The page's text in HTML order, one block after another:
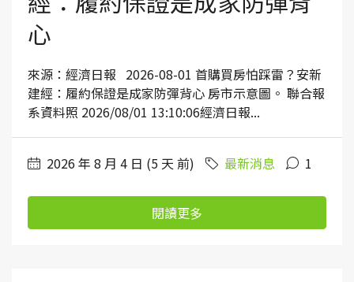
心
來源：經濟日報 2026-08-01 首購買房怕踩雷？安新
建經：履約保證是成家防彈背心 房市示意圖。 聯合報
系資料照 2026/08/01 13:10:06經濟日報...
2026 年 8 月 4 日 (5 天 前) 最新消息 1
閱讀更多